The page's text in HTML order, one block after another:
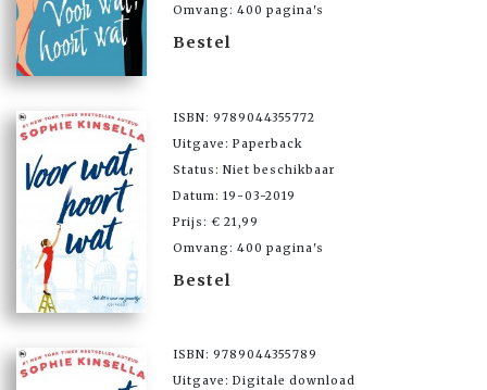
Omvang: 400 pagina's
Bestel
ISBN: 9789044355772
Uitgave: Paperback
Status: Niet beschikbaar
Datum: 19-03-2019
Prijs: € 21,99
Omvang: 400 pagina's
Bestel
ISBN: 9789044355789
Uitgave: Digitale download